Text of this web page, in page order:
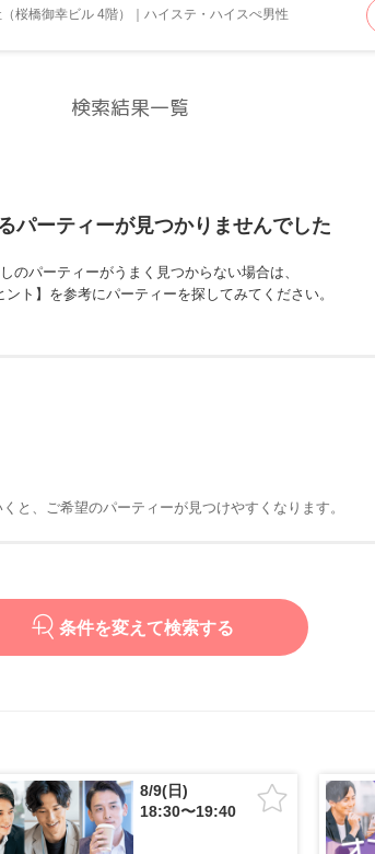
（桜橋御幸ビル 4階）｜ハイステ・ハイスぺ男性
検索結果一覧
パーティーが見つかりませんでした
のパーティーがうまく見つからない場合は、
ント】を参考にパーティーを探してみてください。
と、ご希望のパーティーが見つけやすくなります。
条件を変えて検索する
8/9(日)
18:30〜19:40